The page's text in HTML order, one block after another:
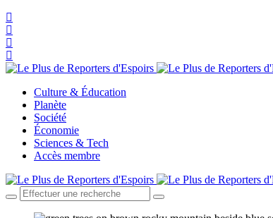
Culture & Éducation
Planète
Société
Économie
Sciences & Tech
Accès membre